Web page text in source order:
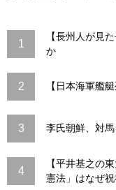
1
【長州人が見
か
2 【日本海軍艦
3 李氏朝鮮、対
4
【平井基之の
憲法」はなぜ